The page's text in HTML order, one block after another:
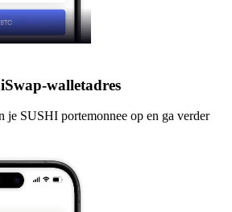
walletadres
je SUSHI portemonnee op en ga verder